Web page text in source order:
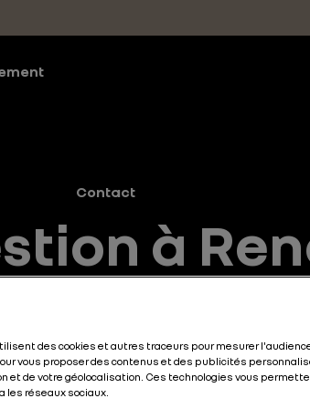
Contact
à
des cookies et autres traceurs pour mesurer
vous proposer des contenus et des publicités
et de votre géolocalisation. Ces technologies vous
les réseaux sociaux.